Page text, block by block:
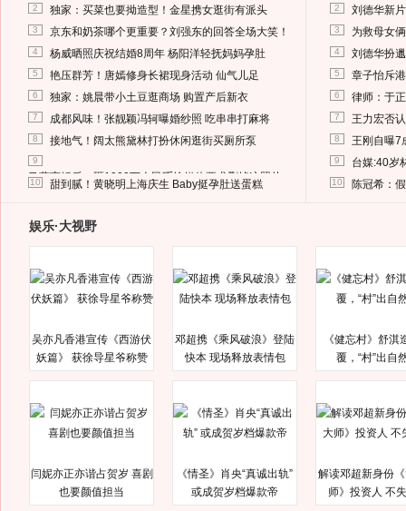
2 独家：买菜也要拗造型！金星携女逛街有派头
3 京东和奶茶哪个更重要？刘强东的回答全场大笑！
4 杨威晒照庆祝结婚8周年 杨阳洋轻抚妈妈孕肚
5 艳压群芳！唐嫣修身长裙现身活动 仙气儿足
6 独家：姚晨带小土豆逛商场 购置产后新衣
7 成都风味！张靓颖冯轲曝婚纱照 吃串串打麻将
8 接地气！阔太熊黛林打扮休闲逛街买厕所泵
9
马蓉离婚后，砸1000万人民币给媒体要求删掉这照片
10 甜到腻！黄晓明上海庆生 Baby挺孕肚送蛋糕
2 刘德华新
3 为救母女
4 刘德华扮
5 章子怡斥
6 律师：于
7 王力宏否
8 王刚自曝7
9 台媒:40岁
10 陈冠希：
娱乐·大视野
吴亦凡香港宣传《西游伏
妖篇》 获徐导星爷称赞
邓超携《乘风破浪》登陆
快本 现场释放表情包
《健忘村》舒淇
覆，“村”出自
闫妮亦正亦谐占贺岁 喜剧
也要颜值担当
《情圣》肖央“真诚出轨”
或成贺岁档爆款帝
解读邓超新身份
师》投资人 不